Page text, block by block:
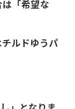
「希望な
ルドゆうパ